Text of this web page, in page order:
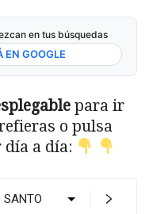
en tus búsquedas
EN GOOGLE
para ir
o pulsa
a día: